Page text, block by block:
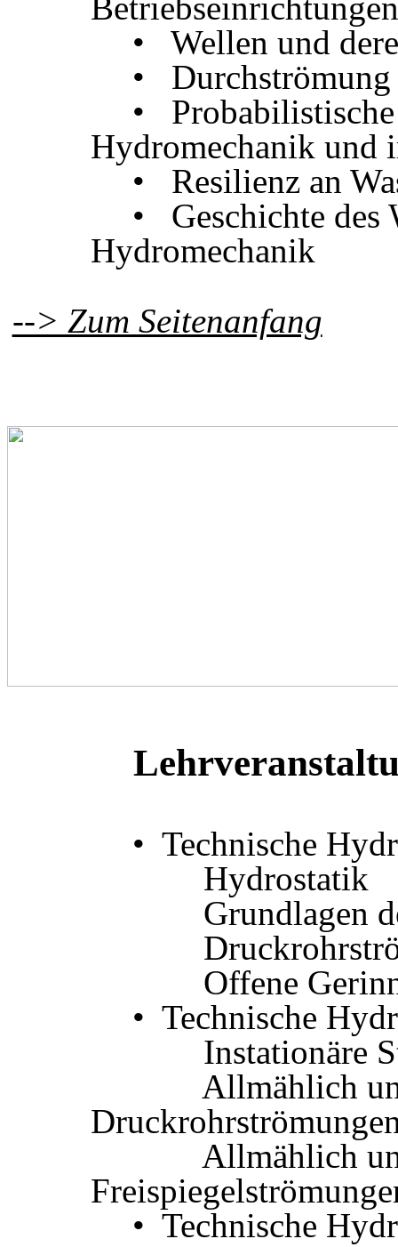
• Wellen und
• Durchströmung
•
Hydromechanik und
• Resilienz an
• Geschichte des
Hydromechanik
--> Zum Seitenanfang
• Technische
Hydrostatik
Grundlagen
Offene
• Technische
Instationäre
Allmählich und
Allmählich und
• Technische